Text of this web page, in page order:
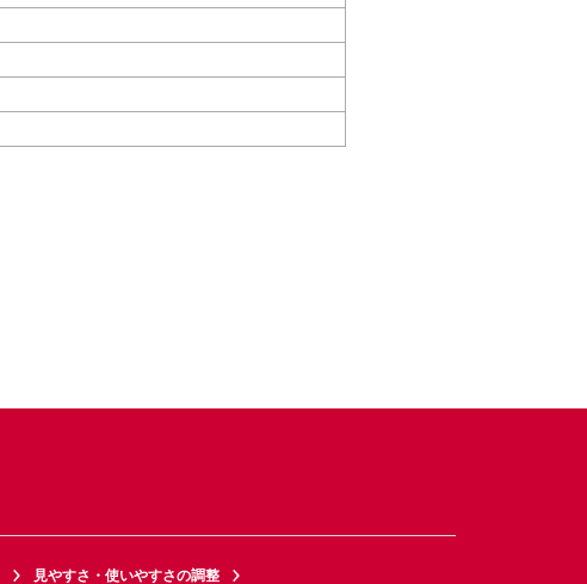
見やすさ・使いやすさの調整